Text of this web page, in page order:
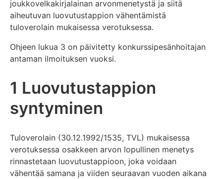
joukkovelkakirjalainan arvonmenetystä ja siitä
aiheutuvan luovutustappion vähentämistä
tuloverolain mukaisessa verotuksessa.
Ohjeen lukua 3 on päivitetty konkurssipesänhoitajan
antaman ilmoituksen vuoksi.
1 Luovutustappion
syntyminen
Tuloverolain (30.12.1992/1535, TVL) mukaisessa
verotuksessa osakkeen arvon lopullinen menetys
rinnastetaan luovutustappioon, joka voidaan
vähentää samana ja viiden seuraavan vuoden aikana